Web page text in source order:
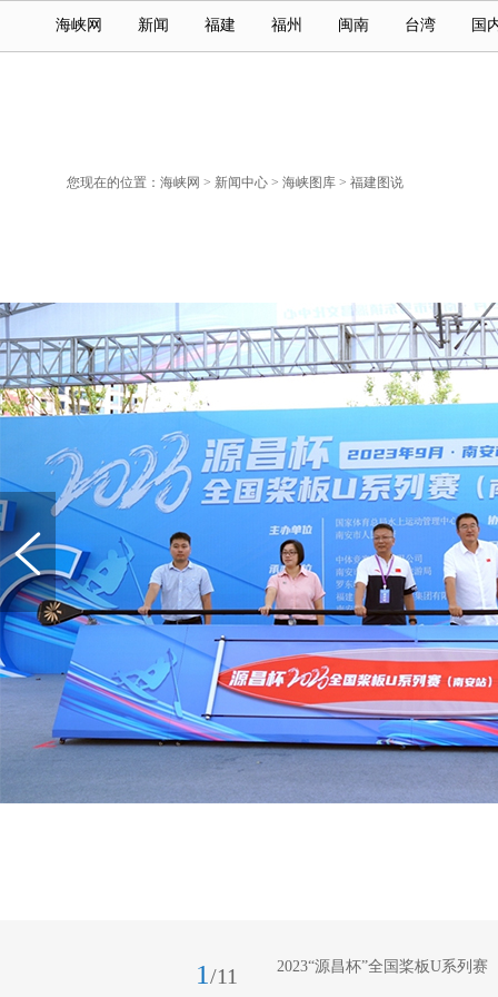
海峡网 新闻 福建 福州 闽南 台湾 国
您现在的位置： 海峡网 > 新闻中心 > 海峡图库 > 福建图说
1 /11
2023“源昌杯”全国桨板U系列